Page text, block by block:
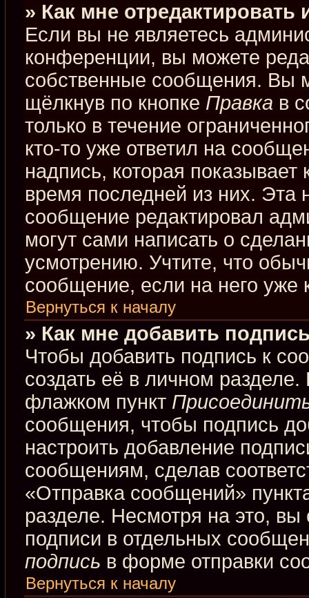
» Как мне
Если вы не являетесь
конференции, вы можете
собственные сообщения. Вы
щёлкнув по кнопке Правка в
только в течение
кто-то уже ответил на
надпись, которая показывает
время последней из них. Эта
сообщение редактировал
могут сами написать о
усмотрению. Учтите, что
сообщение, если на него уже
Вернуться к началу
» Как мне добавить
Чтобы добавить подпись к
создать её в личном
флажком пункт
сообщения, чтобы подпись
настроить добавление
сообщениям, сделав
«Отправка сообщений»
разделе. Несмотря на это,
подписи в отдельных
подпись в форме отправки
Вернуться к началу